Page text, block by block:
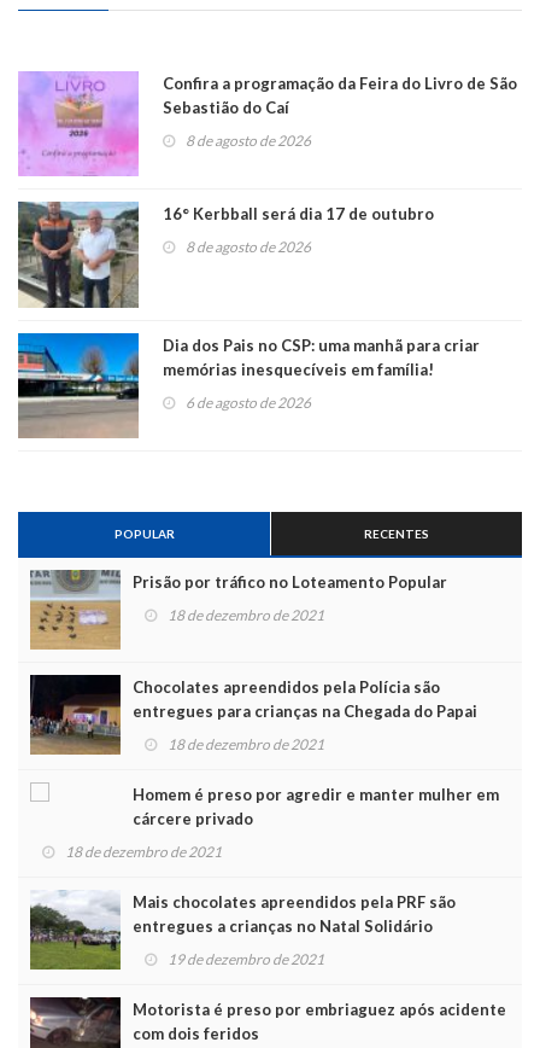
Confira a programação da Feira do Livro de São
Sebastião do Caí
8 de agosto de 2026
16° Kerbball será dia 17 de outubro
8 de agosto de 2026
Dia dos Pais no CSP: uma manhã para criar
memórias inesquecíveis em família!
6 de agosto de 2026
POPULAR RECENTES
Prisão por tráfico no Loteamento Popular
18 de dezembro de 2021
Chocolates apreendidos pela Polícia são
entregues para crianças na Chegada do Papai
Noel
18 de dezembro de 2021
Homem é preso por agredir e manter mulher em
cárcere privado
18 de dezembro de 2021
Mais chocolates apreendidos pela PRF são
entregues a crianças no Natal Solidário
19 de dezembro de 2021
Motorista é preso por embriaguez após acidente
com dois feridos